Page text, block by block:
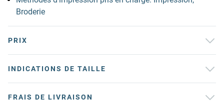
Broderie
PRIX
INDICATIONS DE TAILLE
FRAIS DE LIVRAISON